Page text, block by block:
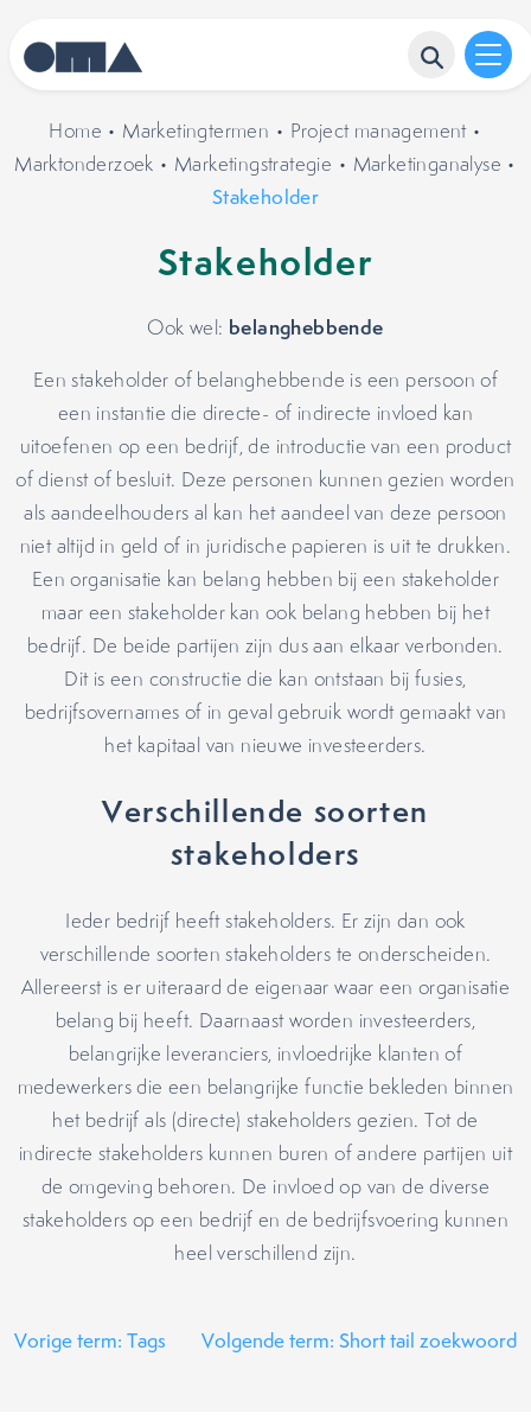
Home • Marketingtermen • Project management•
Marktonderzoek • Marketingstrategie • Marketinganalyse •
Stakeholder
Stakeholder
Ook wel: belanghebbende
Een stakeholder of belanghebbende is een persoon of
een instantie die directe- of indirecte invloed kan
uitoefenen op een bedrijf, de introductie van een product
of dienst of besluit. Deze personen kunnen gezien worden
als aandeelhouders al kan het aandeel van deze persoon
niet altijd in geld of in juridische papieren is uit te drukken.
Een organisatie kan belang hebben bij een stakeholder
maar een stakeholder kan ook belang hebben bij het
bedrijf. De beide partijen zijn dus aan elkaar verbonden.
Dit is een constructie die kan ontstaan bij fusies,
bedrijfsovernames of in geval gebruik wordt gemaakt van
het kapitaal van nieuwe investeerders.
Verschillende soorten
stakeholders
Ieder bedrijf heeft stakeholders. Er zijn dan ook
verschillende soorten stakeholders te onderscheiden.
Allereerst is er uiteraard de eigenaar waar een organisatie
belang bij heeft. Daarnaast worden investeerders,
belangrijke leveranciers, invloedrijke klanten of
medewerkers die een belangrijke functie bekleden binnen
het bedrijf als (directe) stakeholders gezien. Tot de
indirecte stakeholders kunnen buren of andere partijen uit
de omgeving behoren. De invloed op van de diverse
stakeholders op een bedrijf en de bedrijfsvoering kunnen
heel verschillend zijn.
Vorige term: Tags Volgende term: Short tail zoekwoord